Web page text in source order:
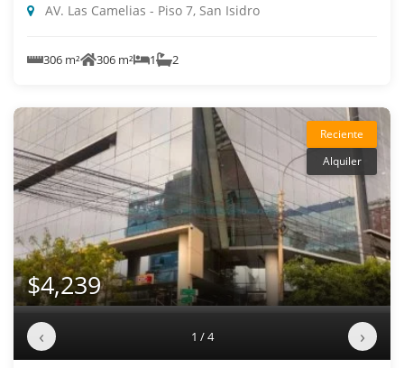
AV. Las Camelias - Piso 7, San Isidro
306 m² 306 m² 1 2
Reciente
Alquiler
$4,239
‹ 1 / 4 ›